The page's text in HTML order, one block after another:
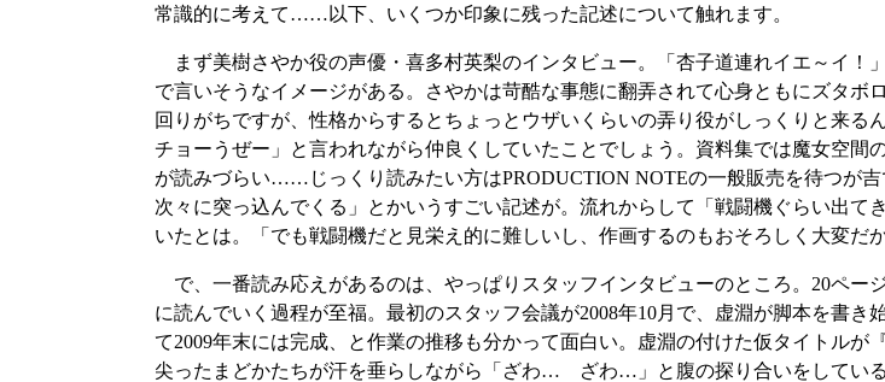
常識的に考えて……以下、いくつか印象に残った記述について触れます。
まず美樹さやか役の声優・喜多村英梨のインタビュー。「杏子道連れイエ～イ！
で言いそうなイメージがある。さやかは苛酷な事態に翻弄されて心身ともにズタ
回りがちですが、性格からするとちょっとウザいくらいの弄り役がしっくりと来る
チョーうぜー」と言われながら仲良くしていたことでしょう。資料集では魔女空
が読みづらい……じっくり読みたい方はPRODUCTION NOTEの一般販売を待つが
次々に突っ込んでくる」とかいうすごい記述が。流れからして「戦闘機ぐらい出
いたとは。「でも戦闘機だと見栄え的に難しいし、作画するのもおそろしく大変だ
で、一番読み応えがあるのは、やっぱりスタッフインタビューのところ。20ペー
に読んでいく過程が至福。最初のスタッフ会議が2008年10月で、虚淵が脚本を書
て2009年末には完成、と作業の推移も分かって面白い。虚淵の付けた仮タイトル
尖ったまどかたちが汗を垂らしながら「ざわ… ざわ…」と腹の探り合いをしてい